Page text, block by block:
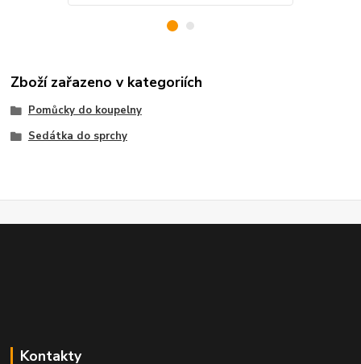
Zboží zařazeno v kategoriích
Pomůcky do koupelny
Sedátka do sprchy
Kontakty